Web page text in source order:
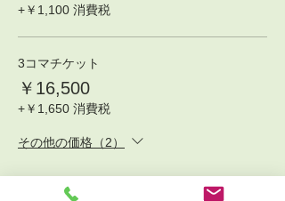
+￥1,100 消費税
3コマチケット
￥16,500
+￥1,650 消費税
その他の価格（2）